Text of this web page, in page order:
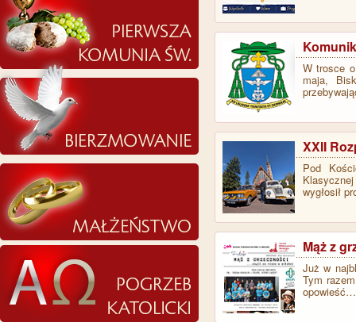
W trosce
maja,
XXII
Pod
wygłosił
Mąż z
Już w
Tym
opowieść…